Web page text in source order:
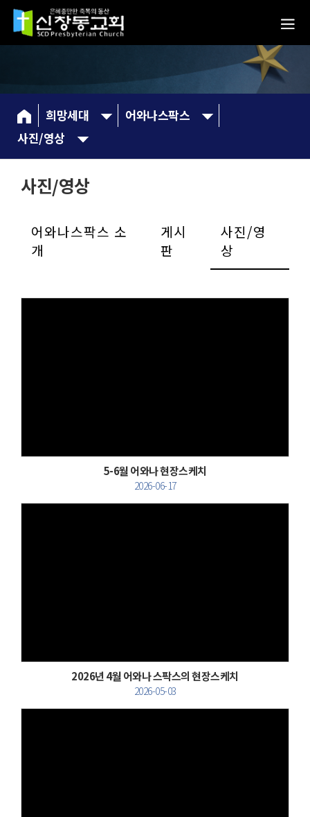
희망세대
어와나스팍스
사진/영상
사진/영상
어와나스팍스 소
개
게시
판
사진/영
상
5-6월 어와나 현장스케치
2026-06-17
2026년 4월 어와나 스팍스의 현장스케치
2026-05-03